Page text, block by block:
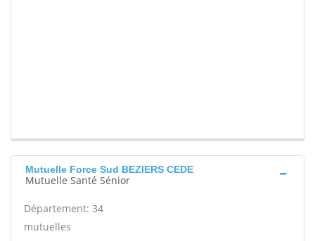
Mutuelle Force Sud BEZIERS CEDE
Mutuelle Santé Sénior
Département: 34
mutuelles